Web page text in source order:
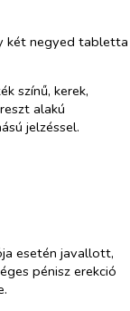
két negyed tabletta
színű, kerek,
alakú
jelzéssel.
esetén javallott,
pénisz erekció